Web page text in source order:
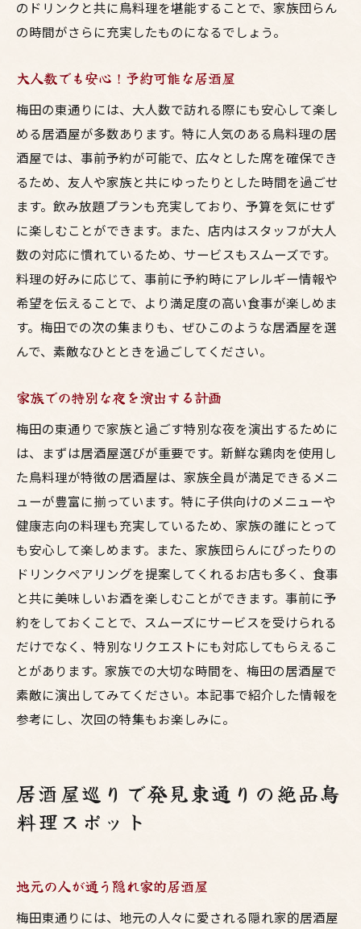
のドリンクと共に鳥料理を堪能することで、家族団らん
の時間がさらに充実したものになるでしょう。
大人数でも安心！予約可能な居酒屋
梅田の東通りには、大人数で訪れる際にも安心して楽し
める居酒屋が多数あります。特に人気のある鳥料理の居
酒屋では、事前予約が可能で、広々とした席を確保でき
るため、友人や家族と共にゆったりとした時間を過ごせ
ます。飲み放題プランも充実しており、予算を気にせず
に楽しむことができます。また、店内はスタッフが大人
数の対応に慣れているため、サービスもスムーズです。
料理の好みに応じて、事前に予約時にアレルギー情報や
希望を伝えることで、より満足度の高い食事が楽しめま
す。梅田での次の集まりも、ぜひこのような居酒屋を選
んで、素敵なひとときを過ごしてください。
家族での特別な夜を演出する計画
梅田の東通りで家族と過ごす特別な夜を演出するために
は、まずは居酒屋選びが重要です。新鮮な鶏肉を使用し
た鳥料理が特徴の居酒屋は、家族全員が満足できるメニ
ューが豊富に揃っています。特に子供向けのメニューや
健康志向の料理も充実しているため、家族の誰にとって
も安心して楽しめます。また、家族団らんにぴったりの
ドリンクペアリングを提案してくれるお店も多く、食事
と共に美味しいお酒を楽しむことができます。事前に予
約をしておくことで、スムーズにサービスを受けられる
だけでなく、特別なリクエストにも対応してもらえるこ
とがあります。家族での大切な時間を、梅田の居酒屋で
素敵に演出してみてください。本記事で紹介した情報を
参考にし、次回の特集もお楽しみに。
居酒屋巡りで発見東通りの絶品鳥
料理スポット
地元の人が通う隠れ家的居酒屋
梅田東通りには、地元の人々に愛される隠れ家的居酒屋